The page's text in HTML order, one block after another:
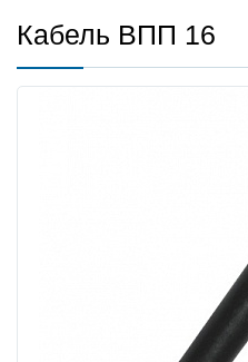
Кабель ВПП 16